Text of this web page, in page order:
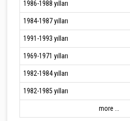
1986-1988 yılları
1984-1987 yılları
1991-1993 yılları
1969-1971 yılları
1982-1984 yılları
1982-1985 yılları
more ...